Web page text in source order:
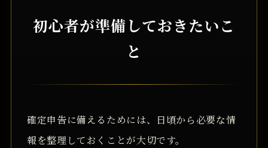
初心者が準備しておきたいこ
と
確定申告に備えるためには、日頃から必要な情
報を整理しておくことが大切です。